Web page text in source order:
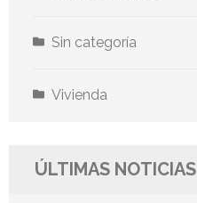
Sin categoría
Vivienda
ÚLTIMAS NOTICIAS